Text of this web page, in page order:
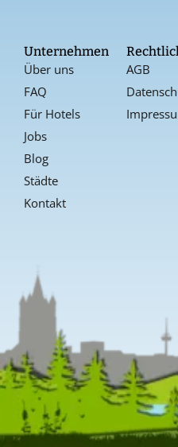
Unternehmen
Über uns
FAQ
Für Hotels
Jobs
Blog
Städte
Kontakt
AGB